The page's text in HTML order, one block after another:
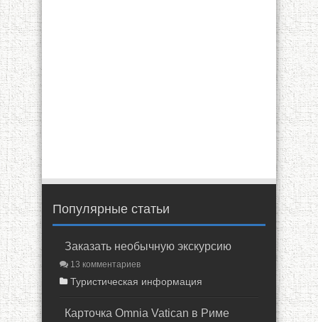
Популярные статьи
Заказать необычную экскурсию
13 комментариев
Туристическая информация
Карточка Omnia Vatican в Риме